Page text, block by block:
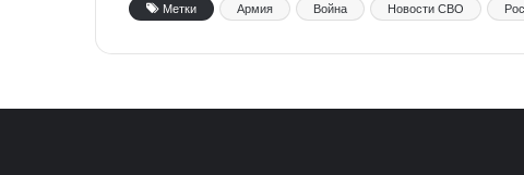
Метки Армия Война Новости СВО